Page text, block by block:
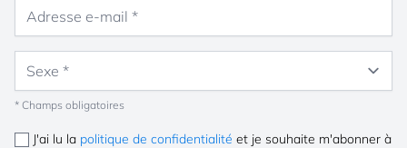
* Champs obligatoires
J'ai lu la politique de confidentialité et je souhaite m'abonner à